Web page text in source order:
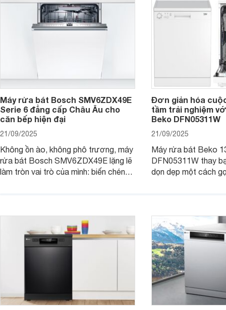
này nhé.
Máy rửa bát Bosch SMV6ZDX49E
Serie 6 đẳng cấp Châu Âu cho
căn bếp hiện đại
21/09/2025
Không ồn ào, không phô trương, máy
rửa bát Bosch SMV6ZDX49E lặng lẽ
làm tròn vai trò của mình: biến chén
Websosanh.vn đi tìm hiểu chi tiết sản
Đơn giản hóa
tầm trải nghiệm
Beko DFN05311W
21/09/2025
Máy rửa bát Beko
DFN05311W thay
dọn dẹp một cách
gian bếp của gia
người.